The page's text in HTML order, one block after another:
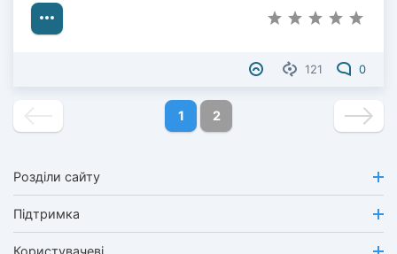
121 0
1 2
Розділи сайту
Підтримка
Користувачеві